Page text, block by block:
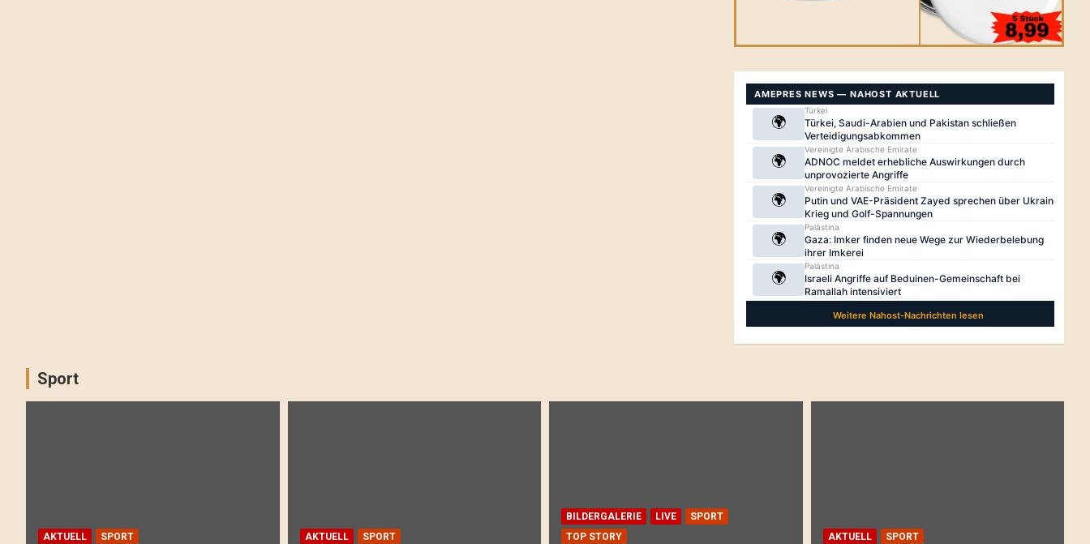
Sport
AKTUELL SPORT AKTUELL SPORT
BILDERGALERIE LIVE
SPORT
TOP STORY
AKTUELL SPORT